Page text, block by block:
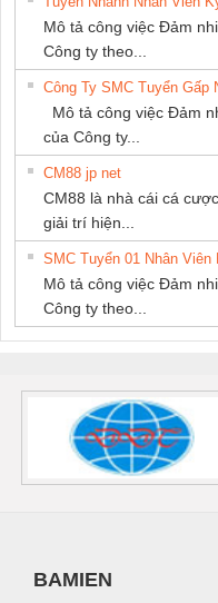
Mô tả công việc Đảm
Công ty theo...
Công Ty SMC Tuyển Gấp
Mô tả công việc Đảm
của Công ty...
CM88 jp net
CM88 là nhà cái cá
giải trí hiện...
SMC Tuyển 01 Nhân Viên
Mô tả công việc Đảm
Công ty theo...
BAMIEN